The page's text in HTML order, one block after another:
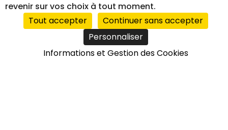
revenir sur vos choix à tout moment.
Tout accepter
Continuer sans accepter
Personnaliser
Informations et Gestion des Cookies